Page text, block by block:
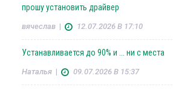
прошу установить драйвер
вячеслав| 12.07.2026 В 17:10
Устанавливается до 90% и ... ни с места
Наталья| 09.07.2026 В 15:37